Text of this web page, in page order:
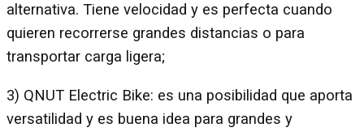
alternativa. Tiene velocidad y es perfecta cuando
quieren recorrerse grandes distancias o para
transportar carga ligera;
3) QNUT Electric Bike: es una posibilidad que aporta
versatilidad y es buena idea para grandes y